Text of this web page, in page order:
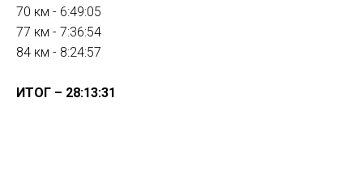
70 км - 6:49:05
77 км - 7:36:54
84 км - 8:24:57
ИТОГ – 28:13:31